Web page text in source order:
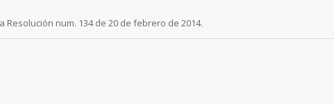
num. 134 de 20 de febrero de 2014.